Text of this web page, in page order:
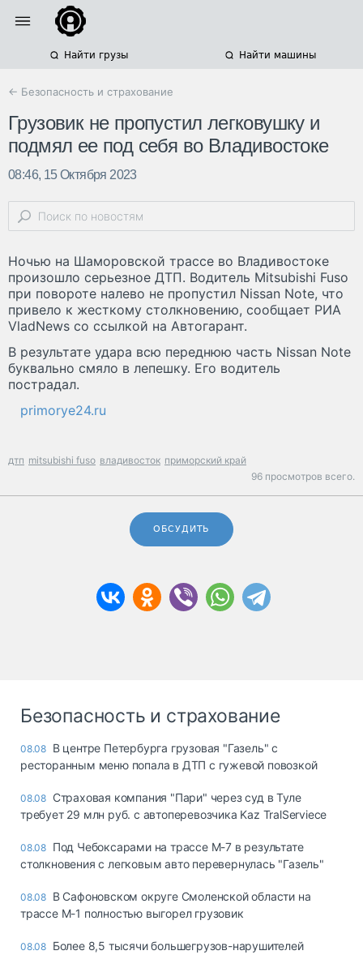
Найти грузы Найти машины
← Безопасность и страхование
Грузовик не пропустил легковушку и
подмял ее под себя во Владивостоке
08:46, 15 Октября 2023
Ночью на Шаморовской трассе во Владивостоке
произошло серьезное ДТП. Водитель Mitsubishi Fuso
при повороте налево не пропустил Nissan Note, что
привело к жесткому столкновению, сообщает РИА
VladNews со ссылкой на Автогарант.
В результате удара всю переднюю часть Nissan Note
буквально смяло в лепешку. Его водитель
пострадал.
primorye24.ru
дтп mitsubishi fuso владивосток приморский край
96 просмотров всего.
ОБСУДИТЬ
Безопасность и страхование
08.08 В центре Петербурга грузовая "Газель" с
ресторанным меню попала в ДТП с гужевой повозкой
08.08 Страховая компания "Пари" через суд в Туле
требует 29 млн руб. с автоперевозчика Kaz TralServiece
08.08 Под Чебоксарами на трассе М-7 в результате
столкновения с легковым авто перевернулась "Газель"
08.08 В Сафоновском округе Смоленской области на
трассе М-1 полностью выгорел грузовик
08.08 Более 8,5 тысячи большегрузов-нарушителей